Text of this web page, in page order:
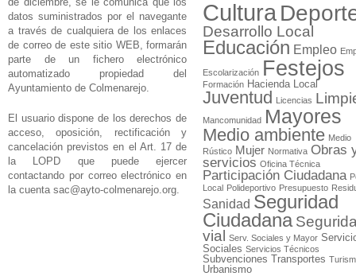
datos suministrados por el navegante
a través de cualquiera de los enlaces
de correo de este sitio WEB, formarán
parte de un fichero electrónico
automatizado propiedad del
Ayuntamiento de Colmenarejo.
El usuario dispone de los derechos de
acceso, oposición, rectificación y
cancelación previstos en el Art. 17 de
la LOPD que puede ejercer
contactando por correo electrónico en
la cuenta sac@ayto-colmenarejo.org.
Cultura
Desarrollo Local
Educación Empleo
Escolarización Festejos
Formación Hacienda Local
Juventud Licencias
Mancomunidad Mayores
Medio ambiente Medio
Rústico Mujer Normativa Obras
servicios Oficina Técnica
Participación Ciudadana
Local Polideportivo Presupuesto
Sanidad Seguridad
Ciudadana
vial
Serv. Sociales y Mayor
Sociales Servicios Técnicos
Subvenciones Transportes
Urbanismo